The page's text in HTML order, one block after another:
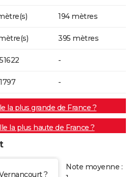
194 mètres
395 mètres
-
-
la plus grande de France ?
la plus haute de France ?
?
Note moyenne :